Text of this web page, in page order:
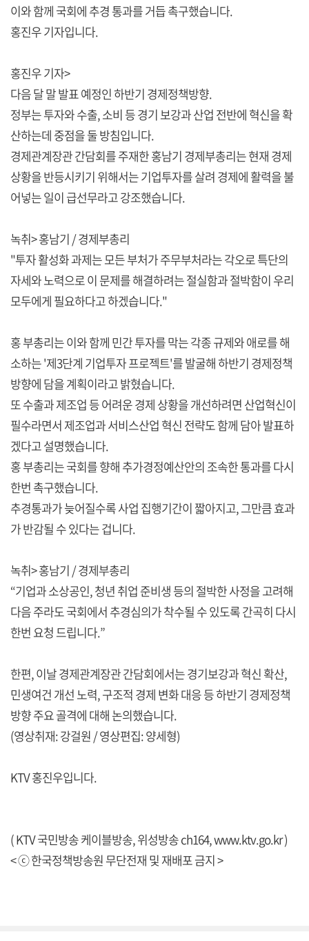
이와 함께 국회에 추경 통과를 거듭 촉구했습니다.
홍진우 기자입니다.
홍진우 기자>
다음 달 말 발표 예정인 하반기 경제정책방향.
정부는 투자와 수출, 소비 등 경기 보강과 산업 전반에 혁신을 확
산하는데 중점을 둘 방침입니다.
경제관계장관 간담회를 주재한 홍남기 경제부총리는 현재 경제
상황을 반등시키기 위해서는 기업투자를 살려 경제에 활력을 불
어넣는 일이 급선무라고 강조했습니다.
녹취> 홍남기 / 경제부총리
"투자 활성화 과제는 모든 부처가 주무부처라는 각오로 특단의
자세와 노력으로 이 문제를 해결하려는 절실함과 절박함이 우리
모두에게 필요하다고 하겠습니다."
홍 부총리는 이와 함께 민간 투자를 막는 각종 규제와 애로를 해
소하는 '제3단계 기업투자 프로젝트'를 발굴해 하반기 경제정책
방향에 담을 계획이라고 밝혔습니다.
또 수출과 제조업 등 어려운 경제 상황을 개선하려면 산업혁신이
필수라면서 제조업과 서비스산업 혁신 전략도 함께 담아 발표하
겠다고 설명했습니다.
홍 부총리는 국회를 향해 추가경정예산안의 조속한 통과를 다시
한번 촉구했습니다.
추경통과가 늦어질수록 사업 집행기간이 짧아지고, 그만큼 효과
가 반감될 수 있다는 겁니다.
녹취> 홍남기 / 경제부총리
“기업과 소상공인, 청년 취업 준비생 등의 절박한 사정을 고려해
다음 주라도 국회에서 추경심의가 착수될 수 있도록 간곡히 다시
한번 요청 드립니다.”
한편, 이날 경제관계장관 간담회에서는 경기보강과 혁신 확산,
민생여건 개선 노력, 구조적 경제 변화 대응 등 하반기 경제정책
방향 주요 골격에 대해 논의했습니다.
(영상취재: 강걸원 / 영상편집: 양세형)
KTV 홍진우입니다.
( KTV 국민방송 케이블방송, 위성방송 ch164,www.ktv.go.kr)
< ⓒ 한국정책방송원 무단전재 및 재배포 금지 >